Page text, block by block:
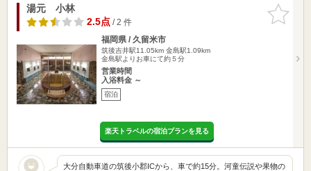
お気に入
りに追加
湯元 小林
2.5点/ 2 件
福岡県 / 久留米市
筑後吉井駅11.05km 金島駅1.09km
金島駅よりお車にて約５分
営業時間
入浴料金 ～
宿泊
楽天トラベルの宿泊プランを見る
大分自動車道の筑後小郡ICから、車で約15分。河童伝説や果物の